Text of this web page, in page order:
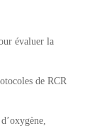
évaluer la
de RCR